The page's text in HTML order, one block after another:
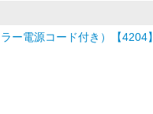
ー電源コード付き）【4204】